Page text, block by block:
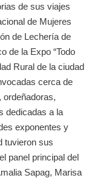
de sus viajes
de Mujeres
de Lechería de
de la Expo “Todo
Rural de la ciudad
cerca de
ordeñadoras,
dedicadas a la
exponentes y
tuvieron sus
panel principal del
Sapag, Marisa